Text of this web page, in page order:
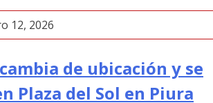
12, 2026
de ubicación y se
Plaza del Sol en Piura